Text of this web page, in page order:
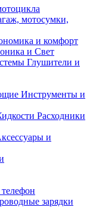
мотосумки,
и комфорт
и Свет
Глушители и
Инструменты и
Расходники
и
зарядки